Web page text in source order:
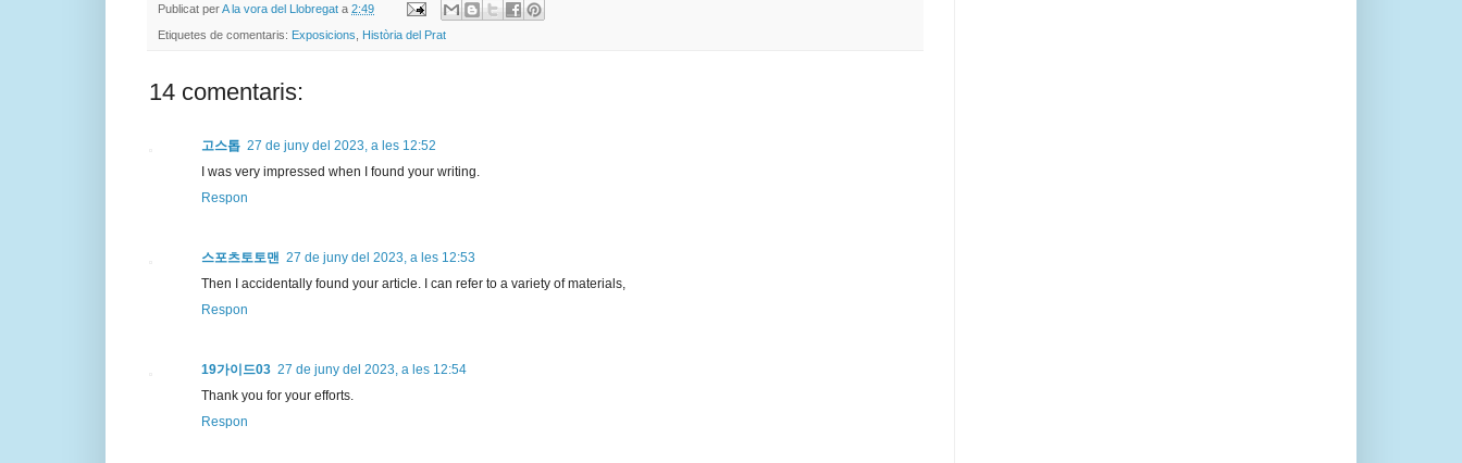
Publicat perA la vora del Llobregat a 2:49
Etiquetes de comentaris: Exposicions Història del Prat
14 comentaris:
고스톱 27 de juny del 2023, a les 12:52
I was very impressed when I found your writing.
Respon
스포츠토토맨 27 de juny del 2023, a les 12:53
Then I accidentally found your article. I can refer to a variety of materials,
Respon
19가이드03 27 de juny del 2023, a les 12:54
Thank you for your efforts.
Respon